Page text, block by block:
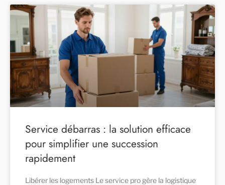
Service débarras : la solution efficace
pour simplifier une succession
rapidement
Libérer les logements Le service pro gère la logistique